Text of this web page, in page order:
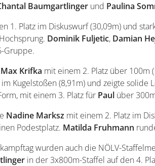
Baumgartlinger und Paulina
1. Platz im Diskuswurf (30,09m) und
Dominik Fuljetic, Damian
Gruppe.
Max Krifka mit einem 2. Platz über 100m
Kugelstoßen (8,91m) und zeigte solide
mit einem 3. Platz für Paul über
Nadine Marksz mit einem 2. Platz im
Podestplatz. Matilda Fruhmann
wurden auch die NÖLV-
in der 3x800m-Staffel auf den 4.